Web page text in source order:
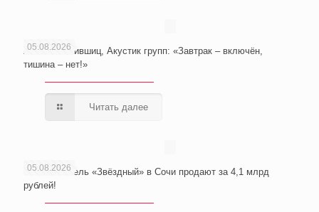
05.08.2026
Анатолий Лившиц, Акустик групп: «Завтрак – включён,
тишина – нет!»
Читать далее
05.08.2026
Wellness-отель «Звёздный» в Сочи продают за 4,1 млрд
рублей!